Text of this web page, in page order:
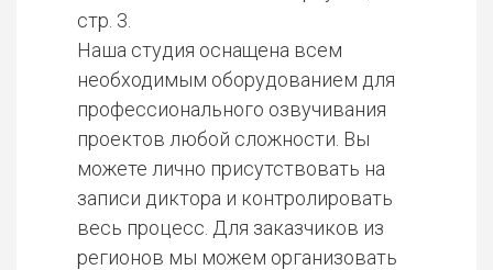
стр. 3.
Наша студия оснащена всем
необходимым оборудованием для
профессионального озвучивания
проектов любой сложности. Вы
можете лично присутствовать на
записи диктора и контролировать
весь процесс. Для заказчиков из
регионов мы можем организовать